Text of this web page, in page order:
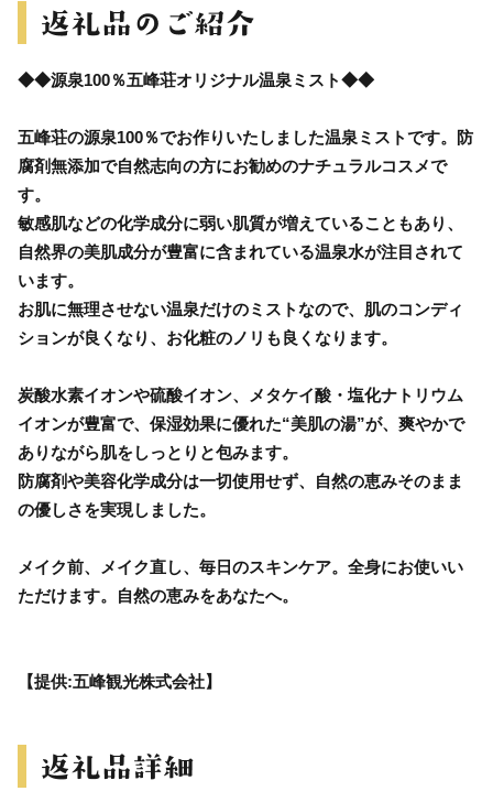
◆◆源泉100％五峰荘オリジナル温泉ミスト◆◆
五峰荘の源泉100％でお作りいたしました温泉ミストです。防
腐剤無添加で自然志向の方にお勧めのナチュラルコスメで
す。
敏感肌などの化学成分に弱い肌質が増えていることもあり、
自然界の美肌成分が豊富に含まれている温泉水が注目されて
います。
お肌に無理させない温泉だけのミストなので、肌のコンディ
ションが良くなり、お化粧のノリも良くなります。
炭酸水素イオンや硫酸イオン、メタケイ酸・塩化ナトリウム
イオンが豊富で、保湿効果に優れた“美肌の湯”が、爽やかで
ありながら肌をしっとりと包みます。
防腐剤や美容化学成分は一切使用せず、自然の恵みそのまま
の優しさを実現しました。
メイク前、メイク直し、毎日のスキンケア。全身にお使いい
ただけます。自然の恵みをあなたへ。
【提供:五峰観光株式会社】